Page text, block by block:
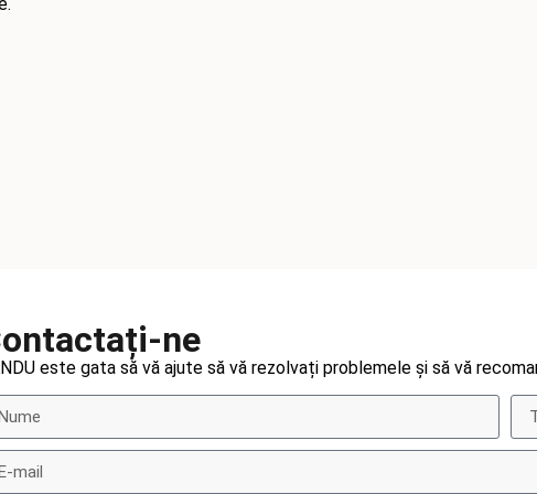
ne
este gata să vă ajute să vă rezolvați problemele și să vă